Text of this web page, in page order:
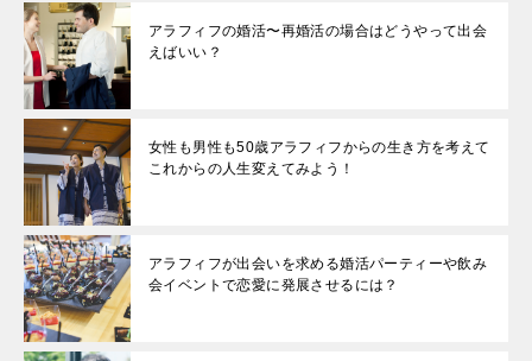
アラフィフの婚活〜再婚活の場合はどうやって出会
えばいい？
女性も男性も50歳アラフィフからの生き方を考えて
これからの人生変えてみよう！
アラフィフが出会いを求める婚活パーティーや飲み
会イベントで恋愛に発展させるには？